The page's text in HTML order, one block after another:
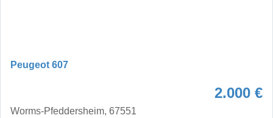
Peugeot 607
2.000 €
Worms-Pfeddersheim, 67551